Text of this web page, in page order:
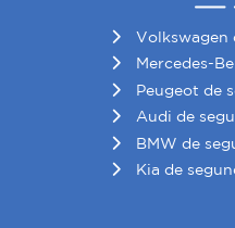
Volkswagen
Mercedes-
Peugeot de
Audi de
BMW de
Kia de